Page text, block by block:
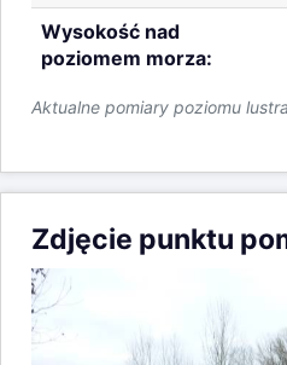
Aktualne pomiary poziomu
Wysokość nad
poziomem morza:
Zdjęcie punktu